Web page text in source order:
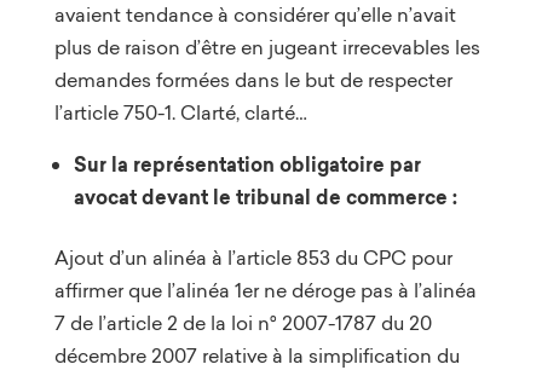
avaient tendance à considérer qu’elle n’avait
plus de raison d’être en jugeant irrecevables les
demandes formées dans le but de respecter
l’article 750-1. Clarté, clarté…
Sur la représentation obligatoire par
avocat devant le tribunal de commerce :
Ajout d’un alinéa à l’article 853 du CPC pour
affirmer que l’alinéa 1er ne déroge pas à l’alinéa
7 de l’article 2 de la loi n° 2007-1787 du 20
décembre 2007 relative à la simplification du